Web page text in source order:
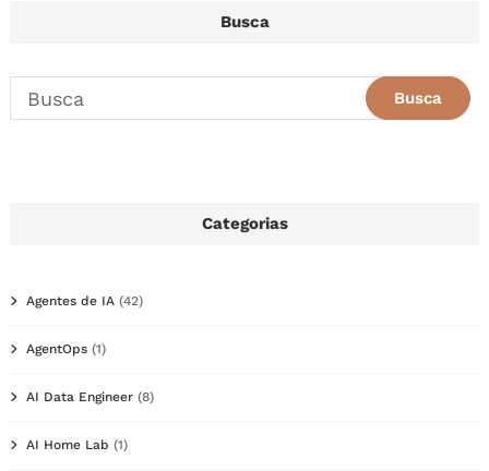
Busca
Categorias
Agentes de IA (42)
AgentOps (1)
AI Data Engineer (8)
AI Home Lab (1)